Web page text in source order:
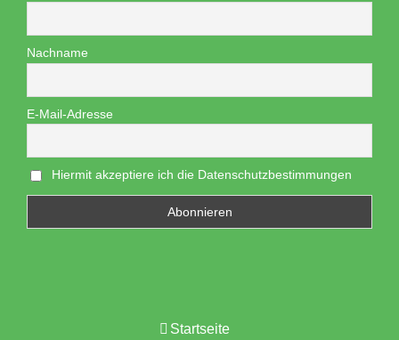
Nachname
E-Mail-Adresse
Hiermit akzeptiere ich die Datenschutzbestimmungen
Startseite